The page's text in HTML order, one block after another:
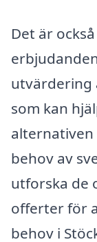
Det är
utvärdering
som kan
alternativen
behov av
utforska de
offerter för
behov i